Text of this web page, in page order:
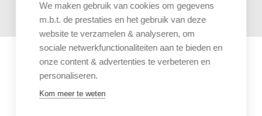
We maken gebruik van cookies om gegevens
m.b.t. de prestaties en het gebruik van deze
website te verzamelen & analyseren, om
sociale netwerkfunctionaliteiten aan te bieden en
onze content & advertenties te verbeteren en
personaliseren.
Kom meer te weten